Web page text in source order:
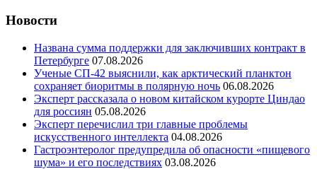
Новости
Названа сумма поддержки для заключивших контракт в
Петербурге 07.08.2026
Ученые СП-42 выяснили, как арктический планктон
сохраняет биоритмы в полярную ночь 06.08.2026
Эксперт рассказала о новом китайском курорте Циндао
для россиян 05.08.2026
Эксперт перечислил три главные проблемы
искусственного интеллекта 04.08.2026
Гастроэнтеролог предупредила об опасности «пищевого
шума» и его последствиях 03.08.2026